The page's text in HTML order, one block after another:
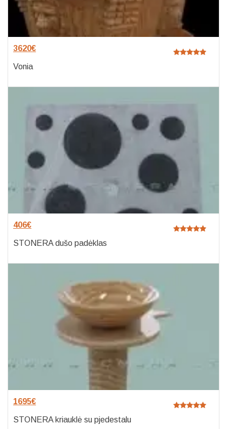
3620€
Vonia
406€
STONERA dušo padėklas
1695€
STONERA kriauklė su pjedestalu